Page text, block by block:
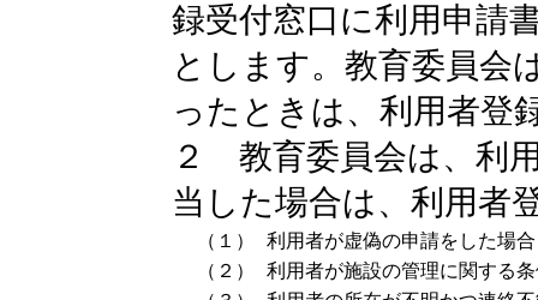
録受付窓口に利用申請
とします。教育委員会
ったときは、利用者登
２ 教育委員会は、利
当した場合は、利用者
（１）
利用者が虚偽の申請をした場合
（２）
利用者が施設の管理に関する